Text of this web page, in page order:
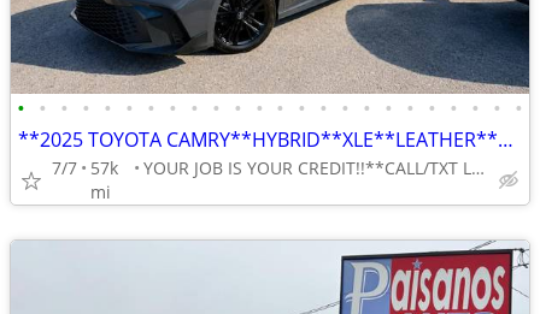
• • • • • • • • • • • • • • • • • • • • • • • •
**2025 TOYOTA CAMRY**HYBRID**XLE**LEATHER**REVERSE CAMERA**GAS SAVER**
7/7
57k
mi
YOUR JOB IS YOUR CREDIT!!**CALL/TXT LILY 713-766-0399